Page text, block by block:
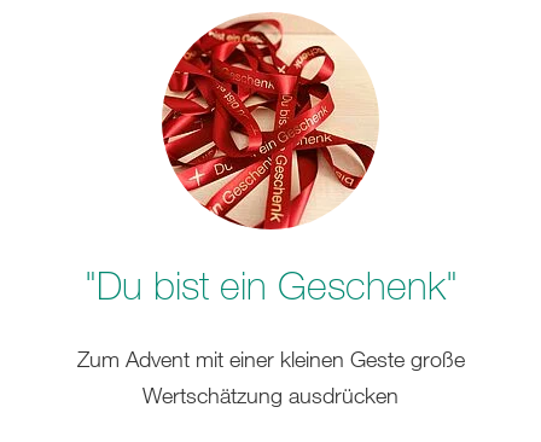
"Du bist ein Geschenk"
Zum Advent mit einer kleinen Geste große
Wertschätzung ausdrücken